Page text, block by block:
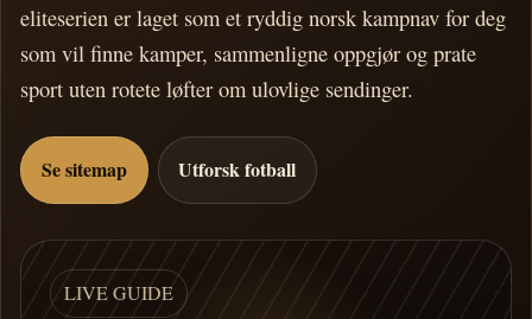
eliteserien er laget som et ryddig norsk kampnav for deg
som vil finne kamper, sammenligne oppgjør og prate
sport uten rotete løfter om ulovlige sendinger.
Se sitemap Utforsk fotball
LIVE GUIDE